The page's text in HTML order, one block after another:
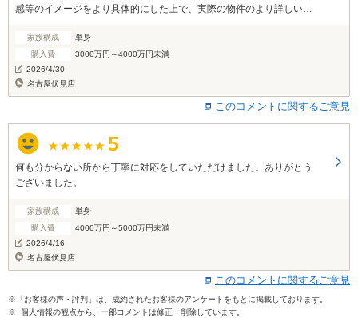
感等のイメージをより具体的にした上で、実際の物件のより詳しい話
た。家族構成
単身
購入費
3000万円～4000万円未満
2026/4/30
名古屋伏見店
このコメントに関するご意見
何も分からない所から丁寧に対応をしていただけました。ありがとう
ございました。
家族構成
単身
購入費
4000万円～5000万円未満
2026/4/16
名古屋伏見店
このコメントに関するご意見
※「お客様の声・評判」は、成約されたお客様のアンケートをもとに掲載しております。
※ 個人情報の観点から、一部コメントは修正・削除しています。